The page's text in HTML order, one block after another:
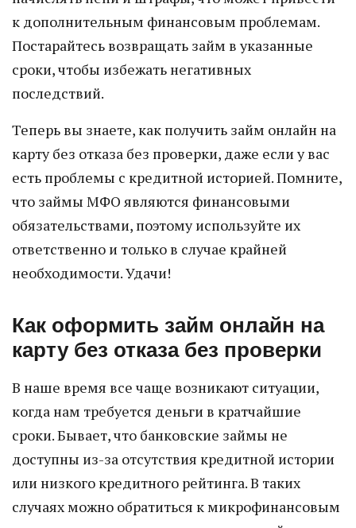
к дополнительным финансовым проблемам.
Постарайтесь возвращать займ в указанные
сроки, чтобы избежать негативных
последствий.
Теперь вы знаете, как получить займ онлайн на
карту без отказа без проверки, даже если у вас
есть проблемы с кредитной историей. Помните,
что займы МФО являются финансовыми
обязательствами, поэтому используйте их
ответственно и только в случае крайней
необходимости. Удачи!
Как оформить займ онлайн на
карту без отказа без проверки
В наше время все чаще возникают ситуации,
когда нам требуется деньги в кратчайшие
сроки. Бывает, что банковские займы не
доступны из-за отсутствия кредитной истории
или низкого кредитного рейтинга. В таких
случаях можно обратиться к микрофинансовым